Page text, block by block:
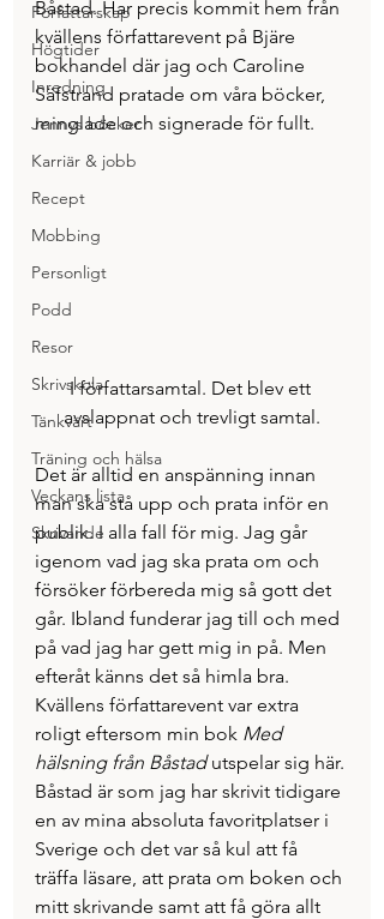
Författarskap
Högtider
Inredning
Jennys böcker
Karriär & jobb
Recept
Mobbing
Personligt
Podd
Resor
Skrivskola
Tänkvärt
Träning och hälsa
Veckans lista
Skrivande
Båstad. Har precis kommit hem från
kvällens författarevent på Bjäre
bokhandel där jag och Caroline
Säfstrand pratade om våra böcker,
minglade och signerade för fullt.
I författarsamtal. Det blev ett
avslappnat och trevligt samtal.
Det är alltid en anspänning innan
man ska stå upp och prata inför en
publik. I alla fall för mig. Jag går
igenom vad jag ska prata om och
försöker förbereda mig så gott det
går. Ibland funderar jag till och med
på vad jag har gett mig in på. Men
efteråt känns det så himla bra.
Kvällens författarevent var extra
roligt eftersom min bok Med
hälsning från Båstad utspelar sig här.
Båstad är som jag har skrivit tidigare
en av mina absoluta favoritplatser i
Sverige och det var så kul att få
träffa läsare, att prata om boken och
mitt skrivande samt att få göra allt